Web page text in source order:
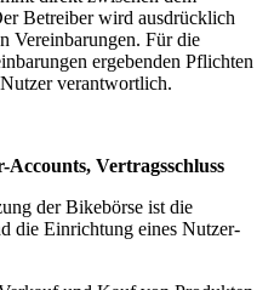
Betreiber wird ausdrücklich
Vereinbarungen. Für die
ergebenden Pflichten
verantwortlich.
Accounts, Vertragsschluss
der Bikebörse ist die
die Einrichtung eines Nutzer-